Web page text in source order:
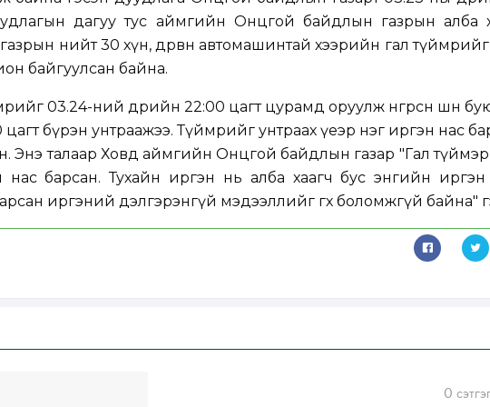
дагуу тус аймгийн Онцгой байдлын газрын алба
нийт 30 хүн, дөрвөн автомашинтай хээрийн гал түймрийг
байгуулсан байна.
03.24-ний өдрийн 22:00 цагт цурамд оруулж өнгөрсөн шөнө
бүрэн унтраажээ. Түймрийг унтраах үеэр нэг иргэн нас
Энэ талаар Ховд аймгийн Онцгой байдлын газар "Гал түймэр
нас барсан. Тухайн иргэн нь алба хаагч бус энгийн иргэн
иргэний дэлгэрэнгүй мэдээллийг өгөх боломжгүй байна"
0